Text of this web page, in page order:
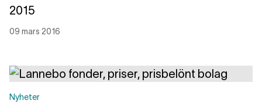
2015
09 mars 2016
Nyheter